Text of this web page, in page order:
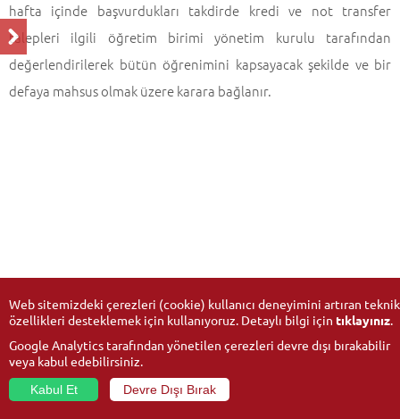
hafta içinde başvurdukları takdirde kredi ve not transfer
talepleri ilgili öğretim birimi yönetim kurulu tarafından
değerlendirilerek bütün öğrenimini kapsayacak şekilde ve bir
defaya mahsus olmak üzere karara bağlanır.
Web sitemizdeki çerezleri (cookie) kullanıcı deneyimini artıran teknik
özellikleri desteklemek için kullanıyoruz. Detaylı bilgi için tıklayınız.
Google Analytics tarafından yönetilen çerezleri devre dışı bırakabilir
veya kabul edebilirsiniz.
Kabul Et
Devre Dışı Bırak
© 2026Anadolu Üniversitesi- Tüm hakları saklıdır.